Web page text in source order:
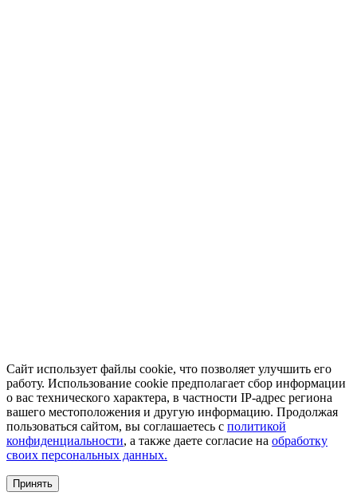
Сайт использует файлы cookie, что позволяет улучшить его
работу. Использование cookie предполагает сбор информации
о вас технического характера, в частности IP-адрес региона
вашего местоположения и другую информацию. Продолжая
пользоваться сайтом, вы соглашаетесь с политикой
конфиденциальности, а также даете согласие на обработку
своих персональных данных.
Принять